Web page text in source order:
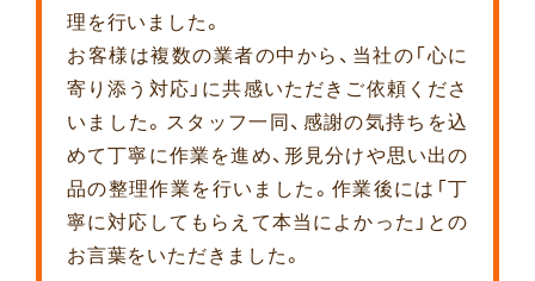
理を行いました。
お客様は複数の業者の中から、当社の「心に
寄り添う対応」に共感いただきご依頼くださ
いました。スタッフ一同、感謝の気持ちを込
めて丁寧に作業を進め、形見分けや思い出の
品の整理作業を行いました。作業後には「丁
寧に対応してもらえて本当によかった」との
お言葉をいただきました。